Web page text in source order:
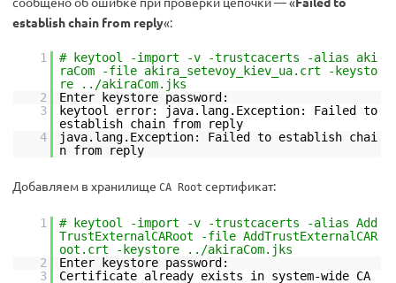
establish chain from reply«:
1
# keytool -import -v -trustcacerts -alias aki
raCom -file akira_setevoy_kiev_ua.crt -keysto
re ../akiraCom.jks
2
Enter keystore password:
3
keytool error: java.lang.Exception: Failed to
establish chain from reply
4
java.lang.Exception: Failed to establish chai
n from reply
Добавляем в хранилище CA Root сертификат:
1
# keytool -import -v -trustcacerts -alias Add
TrustExternalCARoot -file AddTrustExternalCAR
oot.crt -keystore ../akiraCom.jks
2
Enter keystore password:
3
Certificate already exists in system-wide CA